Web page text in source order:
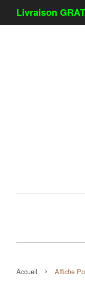
Livraison
Accueil › Affiche